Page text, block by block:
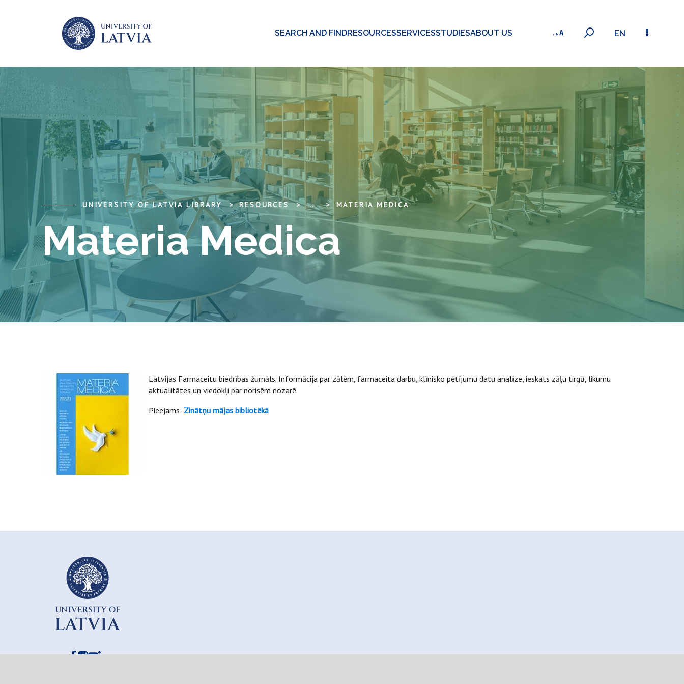
SEARCH AND FINDRESOURCESSERVICESSTUDIESABOUT US EN
UNIVERSITY OF LATVIA LIBRARY RESOURCES ... MATERIA MEDICA
Materia Medica
Latvijas Farmaceitu biedrības žurnāls. Informācija par zālēm, farmaceita darbu, klīnisko pētījumu datu analīze, ieskats zāļu tirgū, likumu
aktualitātes un viedokļi par norisēm nozarē.
Pieejams: Zinātņu mājas bibliotēkā